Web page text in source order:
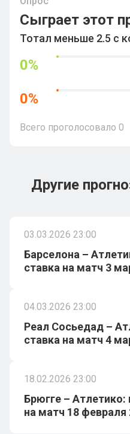
Сыграет этот
Тотал меньше 2.5 с
0%
0%
Всего проголосовало 0
Другие
03.03.2026 23:00
Барселона –
ставка на матч 3
04.03.2026 23:00
Реал Сосьедад –
ставка на матч 4
18.02.2026 23:00
Брюгге – Атлетико:
на матч 18 февраля